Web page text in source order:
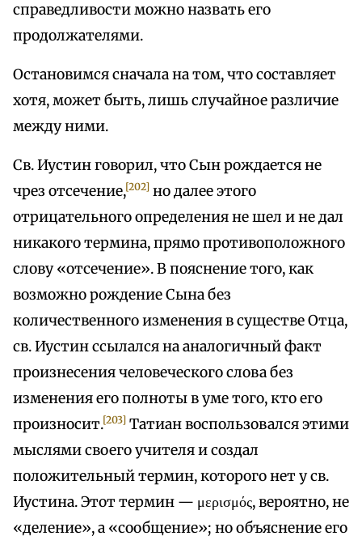
справедливости можно назвать его
продолжателями.
Остановимся сначала на том, что составляет
хотя, может быть, лишь случайное различие
между ними.
Св. Иустин говорил, что Сын рождается не
чрез отсечение,[202] но далее этого
отрицательного определения не шел и не дал
никакого термина, прямо противоположного
слову «отсечение». В пояснение того, как
возможно рождение Сына без
количественного изменения в существе Отца,
св. Иустин ссылался на аналогичный факт
произнесения человеческого слова без
изменения его полноты в уме того, кто его
произносит.[203] Татиан воспользовался этими
мыслями своего учителя и создал
положительный термин, которого нет у св.
Иустина. Этот термин — μερισμός, вероятно, не
«деление», а «сообщение»; но объяснение его